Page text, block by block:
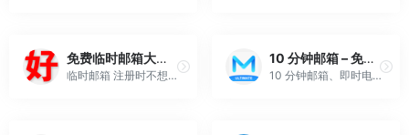
免费临时邮箱大全 | 网站合集
临时邮箱 注册时不想泄露自己邮箱时可用 24小时邮箱：http://24mail.chacuo.net 60分钟邮箱：https://www.guerrillamail.com/zh/ 10 分钟邮箱：https://linshiyouxiang.net/ 10 分钟邮箱：http://www.bc...
10 分钟邮箱 – 免费临时一次性邮箱
10 分钟邮箱、即时电子邮件递送、自动电子邮件地址生成保护您的隐私。